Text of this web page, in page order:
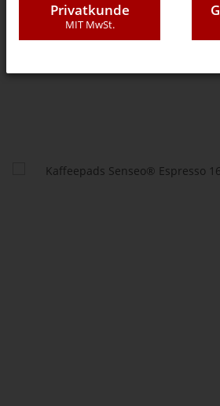
Privatkunde
MIT MwSt.